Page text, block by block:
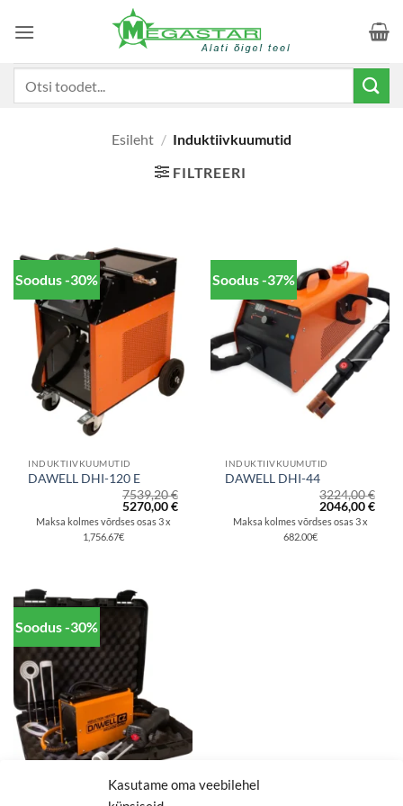
Kasutame oma veebilehel
Esileht / Induktiivkuumutid
FILTREERI
Soodus -30%
INDUKTIIVKUUMUTID
DAWELL DHI-120 E
7539,20€
Algne
hind
oli:
7539,20 €.
5270,00€Praegune
Maksa kolmes võrdses osas 3 x
1,756.67€
Soodus -37%
INDUKTIIVKUUMUTID
DAWELL DHI-44
3224,00€
Algne
hind
oli:
2046,00€
Maksa kolmes võrdses osas 3 x
682.00€
Soodus -30%